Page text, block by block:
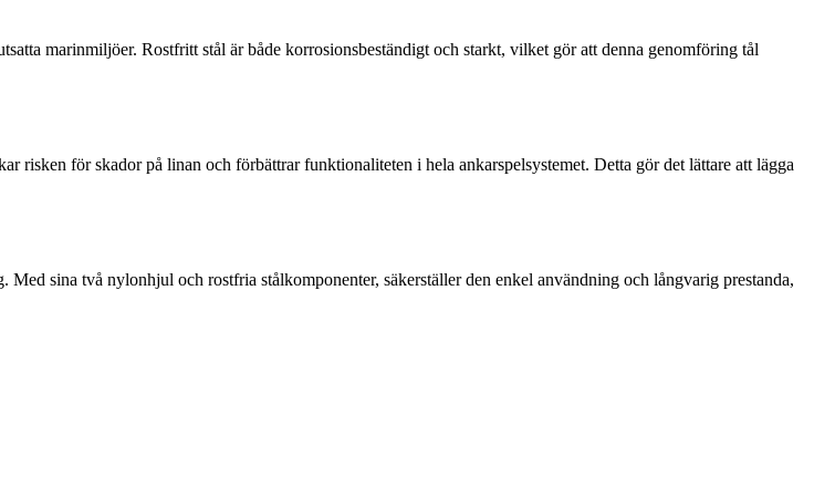
marinmiljöer. Rostfritt stål är både korrosionsbeständigt och starkt, vilket gör att denna genomföring tål
för skador på linan och förbättrar funktionaliteten i hela ankarspelsystemet. Detta gör det lättare att lägga
sina två nylonhjul och rostfria stålkomponenter, säkerställer den enkel användning och långvarig prestanda,